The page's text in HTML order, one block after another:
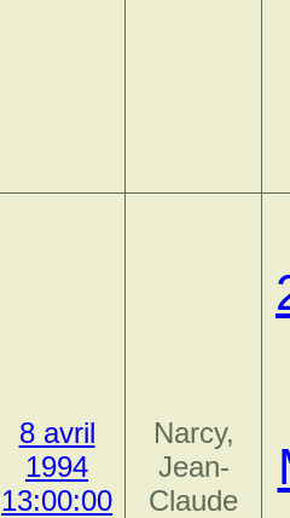
8 avril
1994
13:00:00
Narcy,
Jean-
Claude